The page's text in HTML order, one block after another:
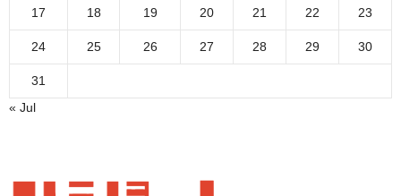
17 18 19 20 21 22 23
24 25 26 27 28 29 30
31
« Jul